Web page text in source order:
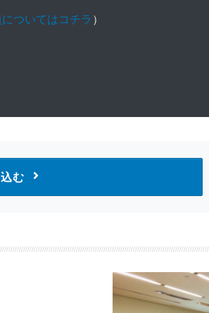
ついてはコチラ ）
む